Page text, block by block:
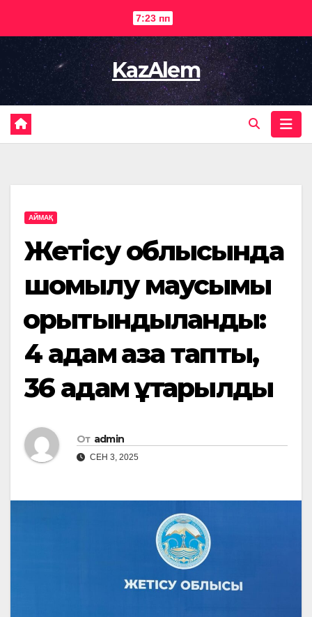
содержимому
7:23 пп
KazAlem
АЙМАҚ
Жетісу облысында
шомылу маусымы
қорытындыланды:
4 адам қаза тапты,
36 адам құтқарылды
От admin
СЕН 3, 2025